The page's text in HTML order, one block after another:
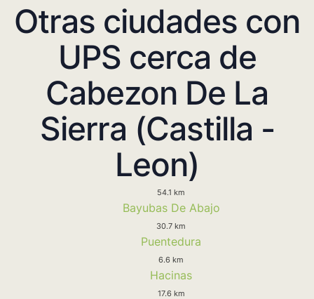
Otras ciudades con
UPS cerca de
Cabezon De La
Sierra (Castilla -
Leon)
54.1 km
Bayubas De Abajo
30.7 km
Puentedura
6.6 km
Hacinas
17.6 km